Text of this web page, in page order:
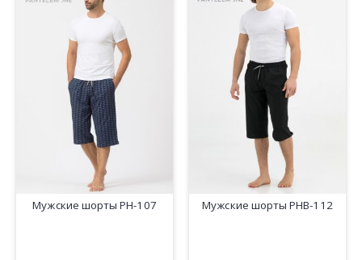
Мужские шорты PH-107 Мужские шорты PHB-112